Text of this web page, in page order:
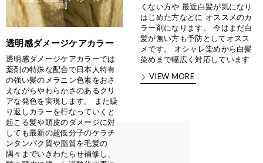
くない方や 最近白髪が気になり
はじめた方などに オススメのカ
ラー剤になります。 今はまだ白
髪が無い方も予防としてオスス
メです。 オシャレ染めから白髪
染めまで幅広く対応しています
VIEW MORE
ア】
透明感ダメージケアカラー
透明感ダメージケアカラーでは
薬剤の特殊な配合で日本人特有
の強い髪のメラニン色素をおさ
えながらやわらかさのあるクリ
アな発色を実現します。 また繰
り返しカラーを行なっていくと
起こる髪や頭皮のダメージに対
しても最新の超低分子のケラチ
ンタンパク質や脂質を毛髪の
隅々までいきわたらせ補修し、